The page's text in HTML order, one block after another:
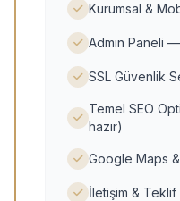
Kurumsal &
Admin Paneli
SSL Güvenlik
Temel SEO
hazır)
Google Maps
İletişim & Teklif